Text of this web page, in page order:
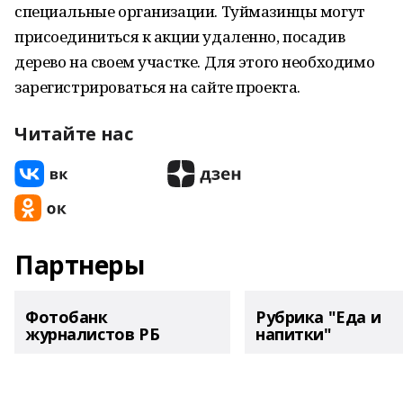
специальные организации. Туймазинцы могут
присоединиться к акции удаленно, посадив
дерево на своем участке. Для этого необходимо
зарегистрироваться на сайте проекта.
Читайте нас
Партнеры
Фотобанк
журналистов РБ
Рубрика "Еда и
напитки"